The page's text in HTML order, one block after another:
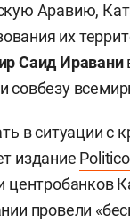
Аравию,
их
Саид Иравани
совбезу
в ситуации с
издание Politico
центробанков
провели